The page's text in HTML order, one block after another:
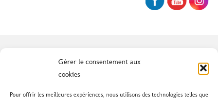
Gérer le consentement aux
cookies
Pour offrir les meilleures expériences, nous utilisons des technologies telles que
syndicat des services publics et
subventionnés